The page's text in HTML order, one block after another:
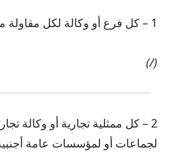
1 – كل فرع أو وكالة لكل مقاولة مغربية أو أجنبية؛
(/)
2 – كل ممثلية تجارية أو وكالة
لجماعات أو لمؤسسات عامة